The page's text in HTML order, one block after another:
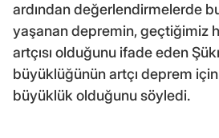
ardından değerlendirmelerde
yaşanan depremin, geçtiğimiz
artçısı olduğunu ifade eden
büyüklüğünün artçı deprem
büyüklük olduğunu söyledi.